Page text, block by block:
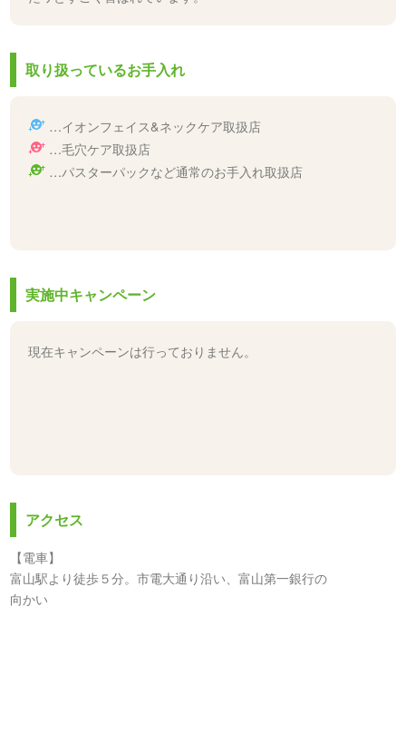
取り扱っているお手入れ
…イオンフェイス&ネックケア取扱店
…毛穴ケア取扱店
…パスターパックなど通常のお手入れ取扱店
実施中キャンペーン
現在キャンペーンは行っておりません。
アクセス
【電車】
富山駅より徒歩５分。市電大通り沿い、富山第一銀行の
向かい